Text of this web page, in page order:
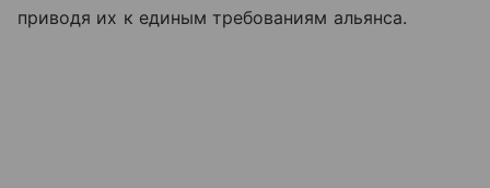
приводя их к единым требованиям альянса.